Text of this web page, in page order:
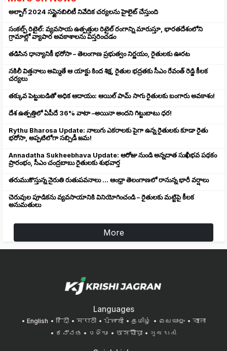
అల్బాగ్ 2024 సస్టైనబిలిటీ నివేదిక చర్యలను హైలైట్ చేస్తుంది
సంకల్ప్ రిటైల్: వ్యవసాయ ఉత్పత్తుల రిటైల్ రంగాన్ని మారుస్తూ, భారతదేశంలోని
గ్రామాల్లో వ్యాపార అవకాశాలను విస్తరించడం
తడిసిన ధాన్యానికీ భరోసా – తెలంగాణ ప్రభుత్వం నిర్ణయం, రైతులకు ఊరట
నకిలీ విత్తనాలు అమ్మితే ఆ యాక్టు కింద శిక్ష, రైతుల భద్రతకు సీఎం రేవంత్ రెడ్డి కీలక
చర్యలు
తక్కువ పెట్టుబడితో అధిక ఆదాయం: ఆయిల్ పామ్ సాగు రైతులకు బంగారు అవకాశం!
దేశ ఉత్పత్తిలో ఏపీదే 36% వాటా –అయినా అందని గిట్టుబాటు ధర!
Rythu Bharosa Update: నాలుగు ఎకరాలకు పైగా ఉన్న రైతులకు కూడా రైతు
భరోసా, అప్పటిలోగా సబ్సిడీ జమ!
Annadatha Sukheebhava Update: ఆరోజు నుండి అన్నదాత సుఖీభవ పథకం
ప్రారంభం, సీఎం చంద్రబాబు రైతులకు శుభవార్త
తరుముకొస్తున్న నైరుతి రుతుపవనాలు ... ఆంధ్రా తెలంగాణలో రానున్న భారీ వర్షాలు
చెరువుల పూడికను వ్యవసాయానికి వినియోగించండి – రైతులకు మట్టిపై కీలక
అనుమతులు
More
Languages
English हिंदी मराठी ਪੰਜਾਬੀ தமிழ் മലയാളം
বাংলা
ಕನ್ನಡ
ଓଡିଆ অসমীয়া ગુજરાતી